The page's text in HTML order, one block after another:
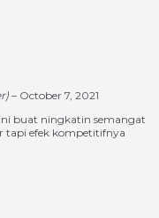
– October 7, 2021
buat ningkatin semangat
tapi efek kompetitifnya